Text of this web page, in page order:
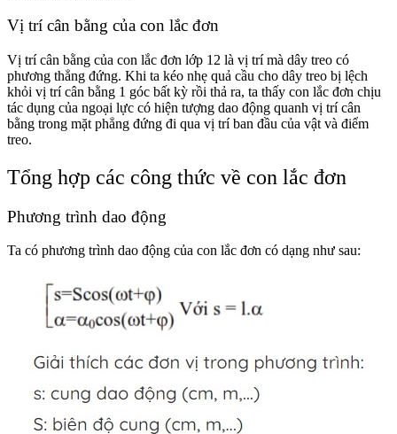
Vị trí cân bằng của con lắc đơn
Vị trí cân bằng của con lắc đơn lớp 12 là vị trí mà dây treo có
phương thẳng đứng. Khi ta kéo nhẹ quả cầu cho dây treo bị lệch
khỏi vị trí cân bằng 1 góc bất kỳ rồi thả ra, ta thấy con lắc đơn chịu
tác dụng của ngoại lực có hiện tượng dao động quanh vị trí cân
bằng trong mặt phẳng đứng đi qua vị trí ban đầu của vật và điểm
treo.
Tổng hợp các công thức về con lắc đơn
Phương trình dao động
Ta có phương trình dao động của con lắc đơn có dạng như sau: